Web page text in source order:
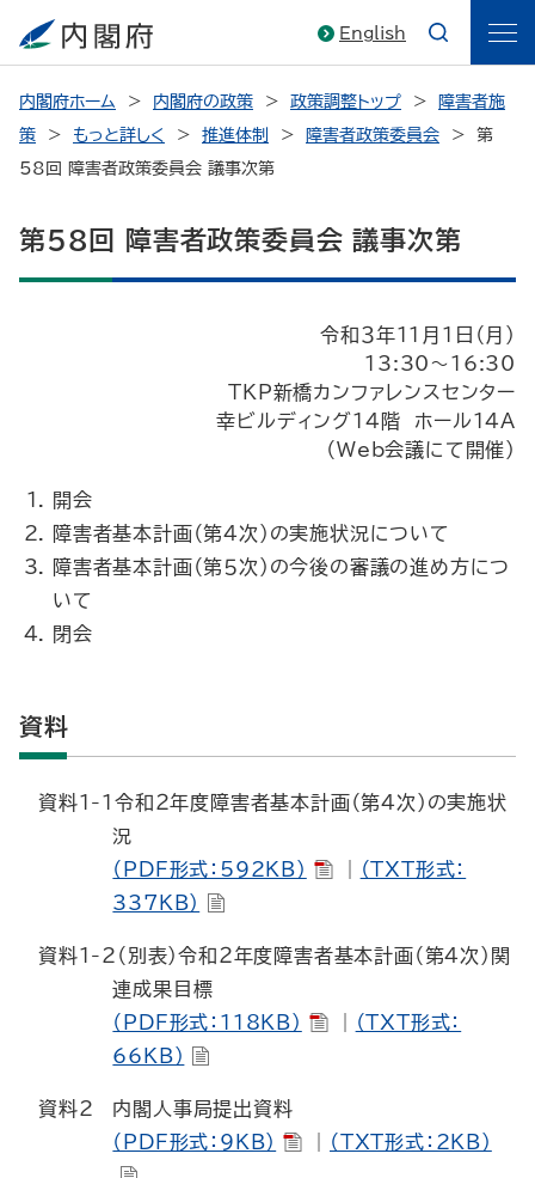
English
内閣府ホーム 内閣府の政策 政策調整トップ
障害者施
策
もっと詳しく 推進体制 障害者政策委員会
第
58回 障害者政策委員会 議事次第
第58回 障害者政策委員会 議事次第
令和３年11月１日（月）
13:30～16:30
TKP新橋カンファレンスセンター
幸ビルディング14階 ホール14Ａ
（Web会議にて開催）
開会
障害者基本計画（第４次）の実施状況について
障害者基本計画（第５次）の今後の審議の進め方につ
いて
閉会
資料
資料1-1 令和２年度障害者基本計画（第４次）の実施状
況
（PDF形式：592KB）
（TXT形式：
337KB）
資料1-2 （別表）令和２年度障害者基本計画（第４次）関
連成果目標
（PDF形式：118KB）
（TXT形式：
66KB）
資料2
内閣人事局提出資料
（PDF形式：9KB）
（TXT形式：2KB）